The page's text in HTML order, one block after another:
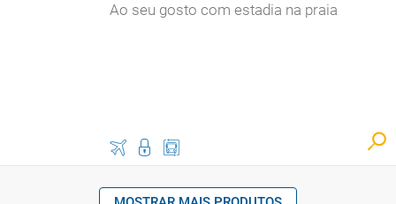
Ao seu gosto com estadia na praia